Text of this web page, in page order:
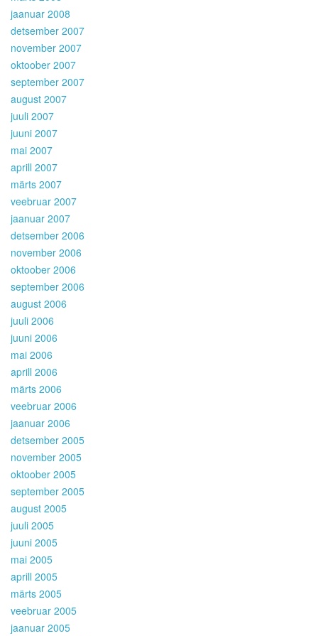
jaanuar 2008
detsember 2007
november 2007
oktoober 2007
september 2007
august 2007
juuli 2007
juuni 2007
mai 2007
aprill 2007
märts 2007
veebruar 2007
jaanuar 2007
detsember 2006
november 2006
oktoober 2006
september 2006
august 2006
juuli 2006
juuni 2006
mai 2006
aprill 2006
märts 2006
veebruar 2006
jaanuar 2006
detsember 2005
november 2005
oktoober 2005
september 2005
august 2005
juuli 2005
juuni 2005
mai 2005
aprill 2005
märts 2005
veebruar 2005
jaanuar 2005